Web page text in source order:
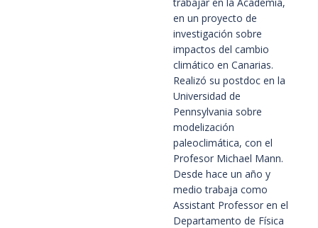
en un proyecto de
investigación sobre
impactos del cambio
climático en Canarias.
Realizó su postdoc en la
Universidad de
Pennsylvania sobre
modelización
paleoclimática, con el
Profesor Michael Mann.
Desde hace un año y
medio trabaja como
Assistant Professor en el
Departamento de Física